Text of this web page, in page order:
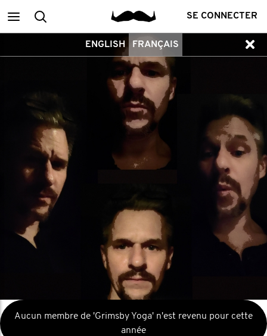
MainRecherche SE CONNECTER
ENGLISH FRANÇAIS
Aucun membre de 'Grimsby Yoga' n'est revenu pour cette
année